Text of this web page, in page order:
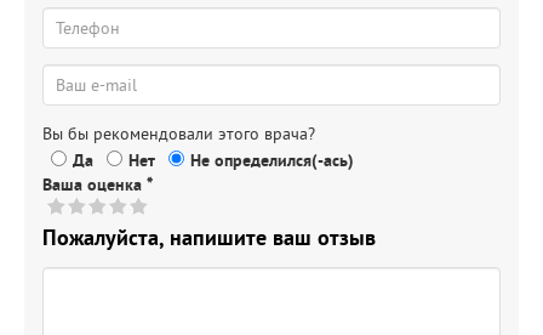
Вы бы рекомендовали этого врача?
Да
Нет
Не определился(-ась)
Ваша оценка *
Пожалуйста, напишите ваш отзыв